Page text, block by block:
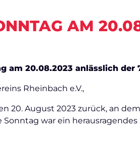
AM
20.08.2023 anlässlich der
Rheinbach e.V.,
20. August 2023 zurück, an
war ein